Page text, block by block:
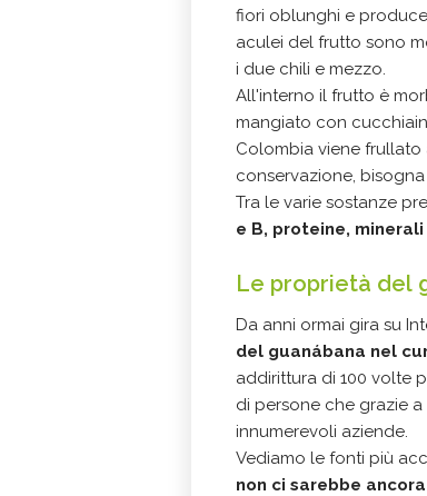
fiori oblunghi e
aculei del frutto sono
i due chili e mezzo.
All'interno il frutto è
mangiato con
Colombia viene
conservazione,
Tra le varie sostanze
e B, proteine,
Le proprietà del
Da anni ormai gira su
del guanábana nel
addirittura di 100 volte
di persone che grazie
innumerevoli aziende.
Vediamo le fonti più
non ci sarebbe